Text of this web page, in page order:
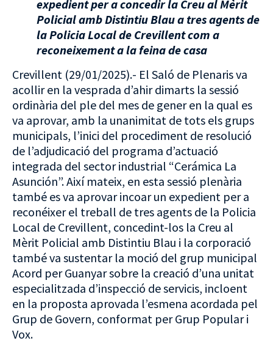
expedient per a concedir la Creu al Mèrit
Policial amb Distintiu Blau a tres agents de
la Policia Local de Crevillent com a
reconeixement a la feina de casa
Crevillent (29/01/2025).- El Saló de Plenaris va
acollir en la vesprada d’ahir dimarts la sessió
ordinària del ple del mes de gener en la qual es
va aprovar, amb la unanimitat de tots els grups
municipals, l’inici del procediment de resolució
de l’adjudicació del programa d’actuació
integrada del sector industrial “Cerámica La
Asunción”. Així mateix, en esta sessió plenària
també es va aprovar incoar un expedient per a
reconéixer el treball de tres agents de la Policia
Local de Crevillent, concedint-los la Creu al
Mèrit Policial amb Distintiu Blau i la corporació
també va sustentar la moció del grup municipal
Acord per Guanyar sobre la creació d’una unitat
especialitzada d’inspecció de servicis, incloent
en la proposta aprovada l’esmena acordada pel
Grup de Govern, conformat per Grup Popular i
Vox.